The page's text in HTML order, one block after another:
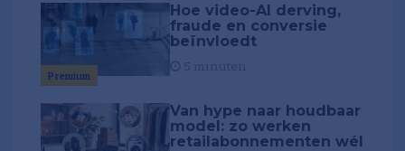
Premium
Hoe video-AI derving,
fraude en conversie
beïnvloedt
Van hype naar houdbaar
model: zo werken
retailabonnementen wél